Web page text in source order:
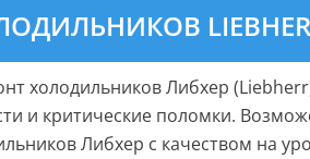
холодильников Либхер
и критические поломки.
Либхер с качеством на